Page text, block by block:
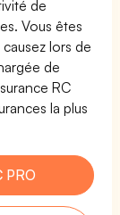
de
Vous êtes
lors de
de
RC
la plus
PRO